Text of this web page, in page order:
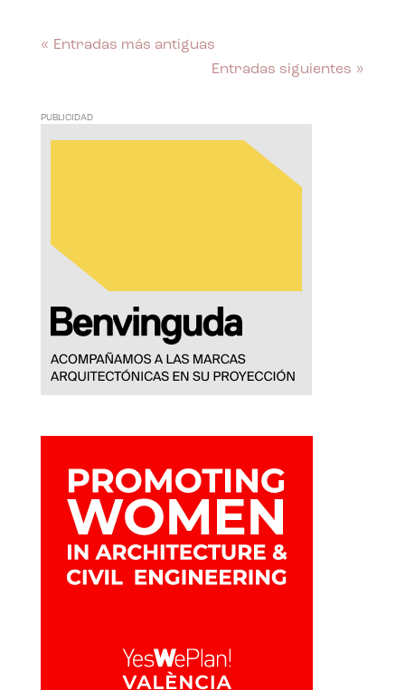
« Entradas más antiguas
Entradas siguientes »
PUBLICIDAD